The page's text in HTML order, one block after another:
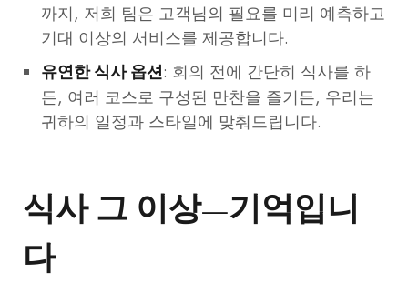
까지, 저희 팀은 고객님의 필요를 미리 예측하고
기대 이상의 서비스를 제공합니다.
유연한 식사 옵션: 회의 전에 간단히 식사를 하
든, 여러 코스로 구성된 만찬을 즐기든, 우리는
귀하의 일정과 스타일에 맞춰드립니다.
식사 그 이상—기억입니
다